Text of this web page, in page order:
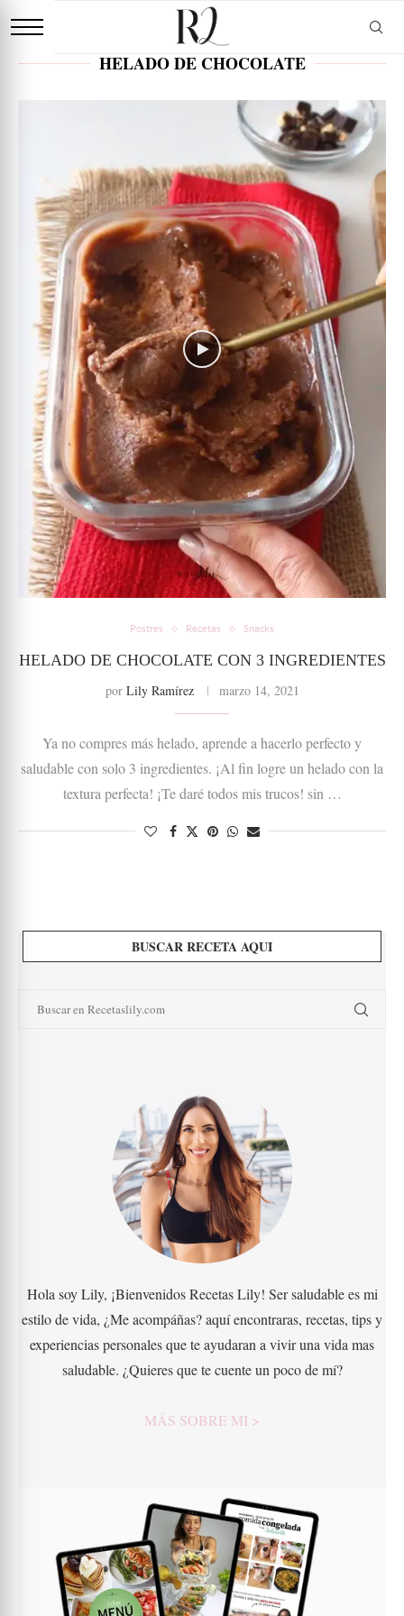
HELADO DE CHOCOLATE
Postres Recetas Snacks
HELADO DE CHOCOLATE CON 3 INGREDIENTES
por Lily Ramírez marzo 14, 2021
Ya no compres más helado, aprende a hacerlo perfecto y
saludable con solo 3 ingredientes. ¡Al fin logre un helado con la
textura perfecta! ¡Te daré todos mis trucos! sin …
BUSCAR RECETA AQUI
Hola soy Lily, ¡Bienvenidos Recetas Lily! Ser saludable es mi
estilo de vida, ¿Me acompáñas? aquí encontraras, recetas, tips y
experiencias personales que te ayudaran a vivir una vida mas
saludable. ¿Quieres que te cuente un poco de mí?
MÁS SOBRE MI >